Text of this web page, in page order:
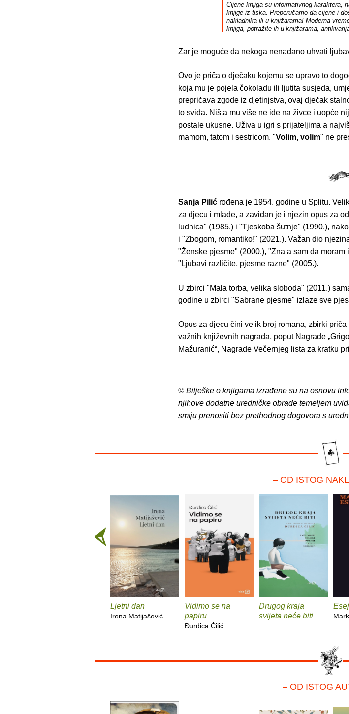
Cijene knjiga su informativnog karaktera,
knjige iz tiska. Preporučamo da cijene i
nakladnika ili u knjižarama! Moderna
knjiga, potražite ih u knjižarama,
Zar je moguće da nekoga nenadano uhvati
Ovo je priča o dječaku kojemu se upravo to
koja mu je pojela čokoladu ili ljutita susjeda,
prepričava zgode iz djetinjstva, ovaj dječak
to sviđa. Ništa mu više ne ide na živce i uopće
postale ukusne. Uživa u igri s prijateljima a
mamom, tatom i sestricom. "Volim, volim" ne
Sanja Pilić rođena je 1954. godine u Splitu.
za djecu i mlade, a zavidan je i njezin opus za
ludnica" (1985.) i "Tjeskoba šutnje" (1990.),
i "Zbogom, romantiko!" (2021.). Važan dio
"Ženske pjesme" (2000.), "Znala sam da
"Ljubavi različite, pjesme razne" (2005.).
U zbirci "Mala torba, velika sloboda" (2011.)
godine u zbirci "Sabrane pjesme" izlaze sve
Opus za djecu čini velik broj romana, zbirki
važnih književnih nagrada, poput Nagrade
Mažuranić“, Nagrade Večernjeg lista za kratku
© Bilješke o knjigama izrađene su na osnovu
njihove dodatne uredničke obrade temeljem
smiju prenositi bez prethodnog dogovora s
– OD ISTOG
Ljetni dan
Irena Matijašević
Vidimo se na
papiru
Đurđica Čilić
Drugog kraja
svijeta neće biti
– OD ISTOG